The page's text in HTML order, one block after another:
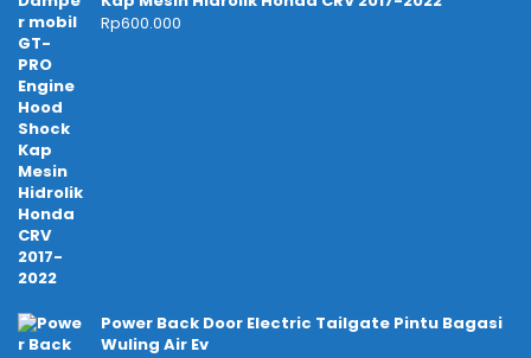
Rp600.000
Power Back Door Electric Tailgate Pintu Bagasi
Wuling Air Ev